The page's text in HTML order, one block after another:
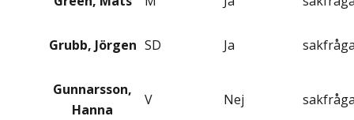
Grubb, Jörgen SD Ja
Gunnarsson,
Hanna
V Nej